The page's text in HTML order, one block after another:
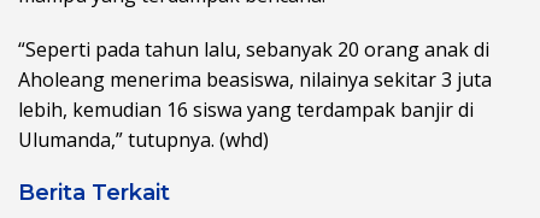
“Seperti pada tahun lalu, sebanyak 20 orang anak di
Aholeang menerima beasiswa, nilainya sekitar 3 juta
lebih, kemudian 16 siswa yang terdampak banjir di
Ulumanda,” tutupnya. (whd)
Berita Terkait